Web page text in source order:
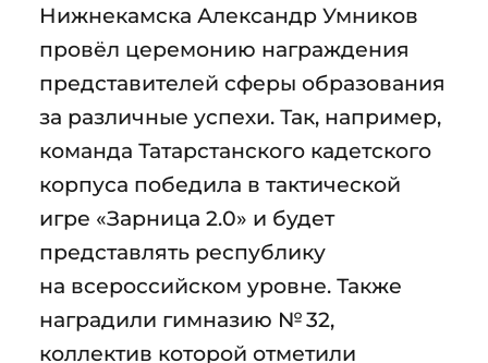
Нижнекамска Александр Умников
провёл церемонию награждения
представителей сферы образования
за различные успехи. Так, например,
команда Татарстанского кадетского
корпуса победила в тактической
игре «Зарница 2.0» и будет
представлять республику
на всероссийском уровне. Также
наградили гимназию № 32,
коллектив которой отметили